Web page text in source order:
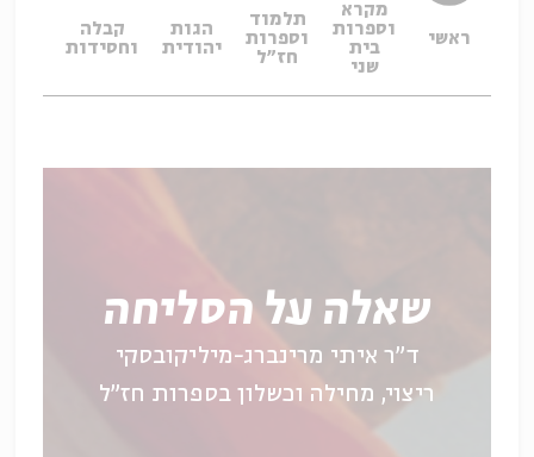
ראשי
מקרא
וספרות
בית
שני
תלמוד
וספרות
חז"ל
הגות
יהודית
קבלה
וחסידות
שאלה על הסליחה
ד"ר איתי מרינברג-מיליקובסקי
ריצוי, מחילה וכשלון בספרות חז"ל